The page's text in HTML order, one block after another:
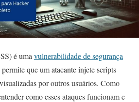
é uma vulnerabilidade de segurança
que um atacante injete scripts
por outros usuários. Como
como esses ataques funcionam e